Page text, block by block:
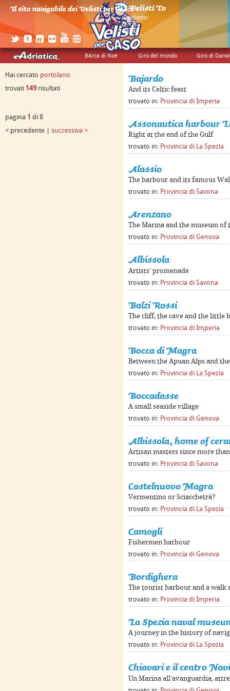
BArca di Noè Giro del mondo Giro di
Il sito navigabile dei Velisti per Caso!
> newsletter
> cerca
> credits
Hai cercato portolano
trovati 149 risultati
pagina 1 di 8
< precedente | successiva >
Bajardo
And its Celtic feast
trovato in: Provincia di Imperia
Assonautica harbour
Right at the end of the Gulf
trovato in: Provincia di La Spezia
Alassio
The harbour and its famous
trovato in: Provincia di Savona
Arenzano
The Marina and the museum
trovato in: Provincia di Genova
Albissola
Artists' promenade
trovato in: Provincia di Savona
Balzi Rossi
The cliff, the cave and the little
trovato in: Provincia di Imperia
Bocca di Magra
Between the Apuan Alps and
trovato in: Provincia di La Spezia
Boccadasse
A small seaside village
trovato in: Provincia di Genova
Albissola, home of
Artisan masters since more
trovato in: Provincia di Savona
Castelnuovo Magra
Vermentino or Sciacchetrà?
trovato in: Provincia di La Spezia
Camogli
Fishermen harbour
trovato in: Provincia di Genova
Bordighera
The tourist harbour and a walk
trovato in: Provincia di Imperia
La Spezia naval
A journey in the history of
trovato in: Provincia di La Spezia
Chiavari e il centro
Un Marina all'avanguardia,